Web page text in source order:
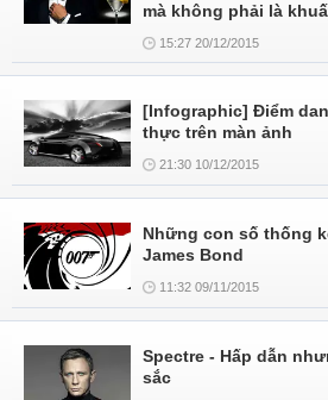
mà không phải là
15:27 20/12/2015
[Infographic] Điểm
thực trên màn ảnh
21:30 10/12/2015
Những con số thống
James Bond
11:32 09/11/2015
Spectre - Hấp dẫn
sắc